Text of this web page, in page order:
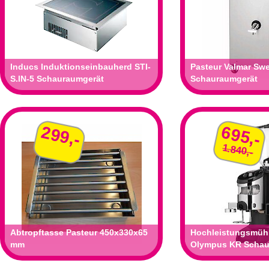
Inducs Induktionseinbauherd STI-
S.IN-5 Schauraumgerät
Pasteur Valmar
Schauraumgerät
299,-
Abtropftasse Pasteur 450x330x65
mm
695,-
1.840,-
Olympus KR